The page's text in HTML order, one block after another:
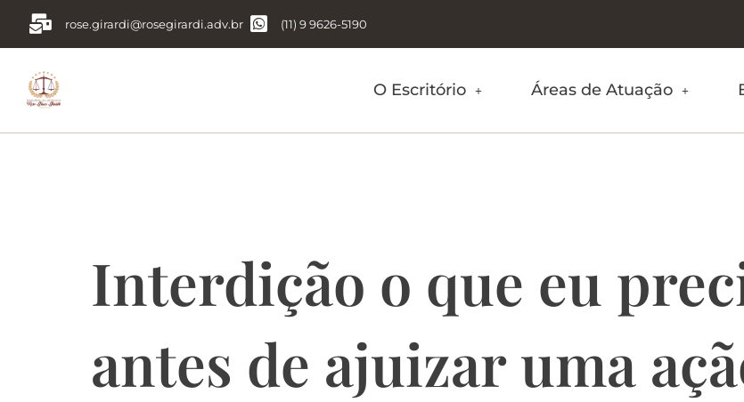
rose.girardi@rosegirardi.adv.br (11) 9 9626-5190
O Escritório Áreas de Atuação
Interdição o que eu
antes de ajuizar uma